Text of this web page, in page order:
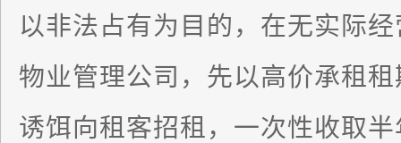
以非法占有为目的，在无实际
物业管理公司，先以高价承租
诱饵向租客招租，一次性收取